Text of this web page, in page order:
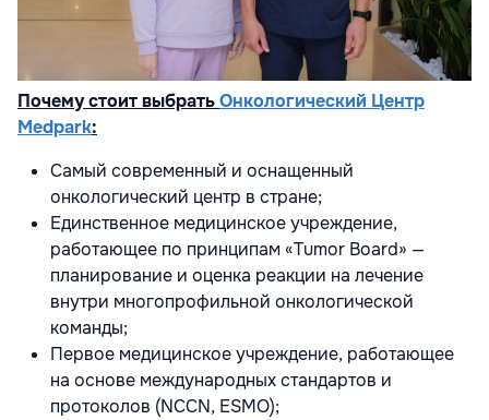
Почему стоит выбратьОнкологический Центр
Medpark:
Самый современный и оснащенный
онкологический центр в стране;
Единственное медицинское учреждение,
работающее по принципам «Tumor Board» —
планирование и оценка реакции на лечение
внутри многопрофильной онкологической
команды;
Первое медицинское учреждение, работающее
на основе международных стандартов и
протоколов (NCCN, ESMO);